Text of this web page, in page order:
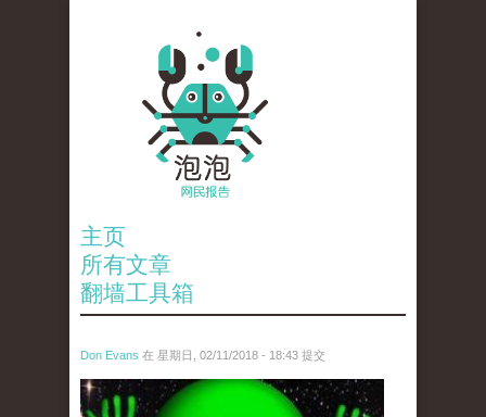
主页
所有文章
翻墙工具箱
Don Evans 在 星期日, 02/11/2018 - 18:43 提交
wechatimg1429.jpeg